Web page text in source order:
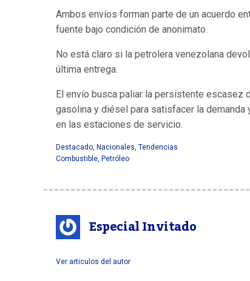
Ambos envíos forman parte de un acuerdo
fuente bajo condición de anonimato.
No está claro si la petrolera venezolana
última entrega.
El envío busca paliar la persistente escasez
gasolina y diésel para satisfacer la
en las estaciones de servicio.
Destacado, Nacionales, Tendencias
Combustible, Petróleo
Especial Invitado
Ver articulos del autor